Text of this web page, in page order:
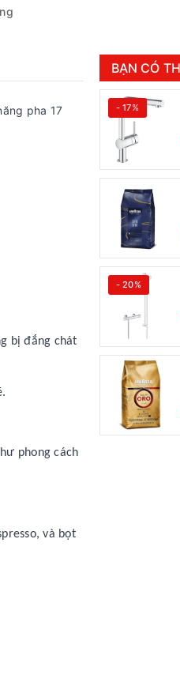
pha 17
bị đắng chát
phong cách
và bọt
BẠN CÓ
- 17%
- 20%